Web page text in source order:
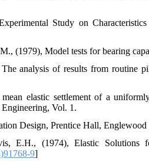
Study on
(1979), Model tests for bearing
analysis of results from routine
elastic settlement of a
Vol. 1.
Design, Prentice Hall,
E.H., (1974), Elastic
9]